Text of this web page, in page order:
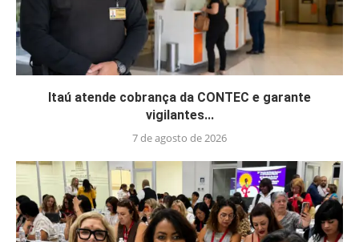
Itaú atende cobrança da CONTEC e garante
vigilantes...
7 de agosto de 2026